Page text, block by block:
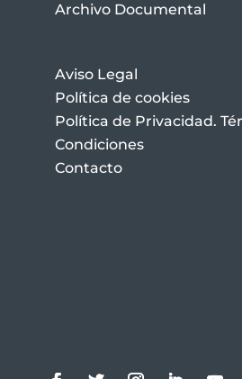
Archivo Documental
Aviso Legal
Política de cookies
Política de Privacidad.
Condiciones
Contacto